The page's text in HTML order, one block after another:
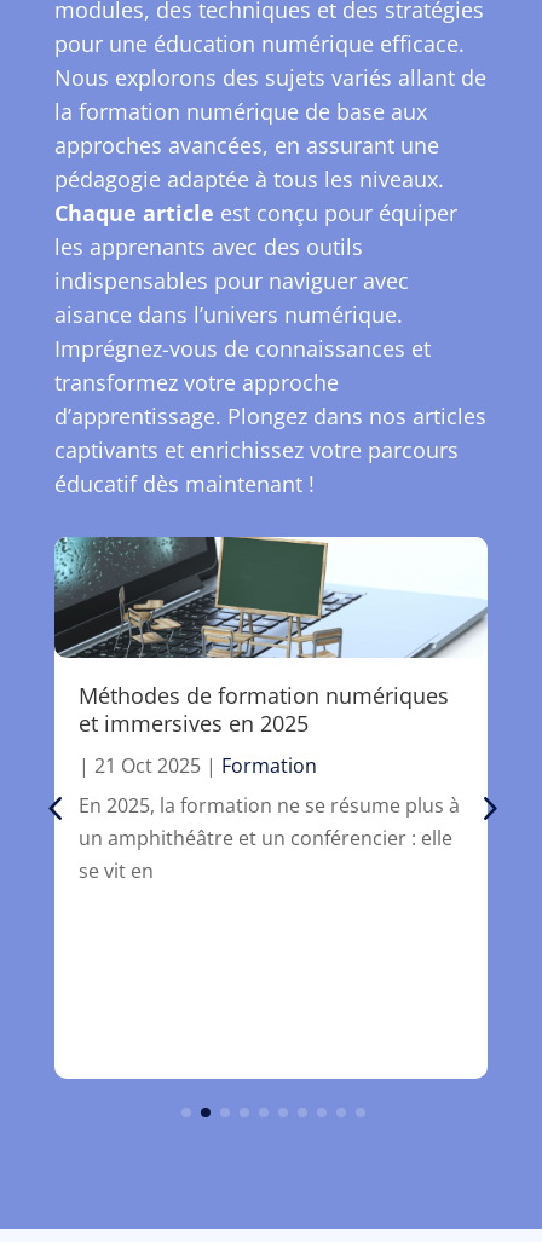
modules, des techniques et des stratégies
pour une éducation numérique efficace.
Nous explorons des sujets variés allant de
la formation numérique de base aux
approches avancées, en assurant une
pédagogie adaptée à tous les niveaux.
Chaque article est conçu pour équiper
les apprenants avec des outils
indispensables pour naviguer avec
aisance dans l’univers numérique.
Imprégnez-vous de connaissances et
transformez votre approche
d’apprentissage. Plongez dans nos articles
captivants et enrichissez votre parcours
éducatif dès maintenant !
Méthodes de formation numériques
et immersives en 2025
| 21 Oct 2025 | Formation
En 2025, la formation ne se résume plus à
un amphithéâtre et un conférencier : elle
se vit en